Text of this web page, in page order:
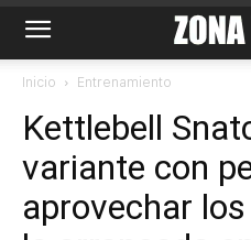
Inicio Entrenamiento
Kettlebell
variante con
aprovechar